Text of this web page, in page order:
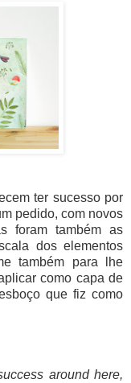
ter sucesso por
pedido, com novos
foram também as
dos elementos
também para lhe
como capa de
que fiz como
around here,